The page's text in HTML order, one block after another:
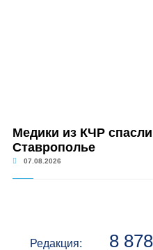
Медики из КЧР
Ставрополье
07.08.2026
Редакция: 8